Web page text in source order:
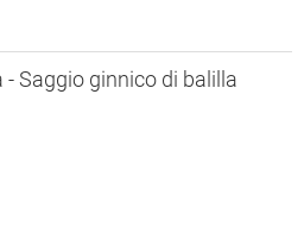
- Saggio ginnico di balilla